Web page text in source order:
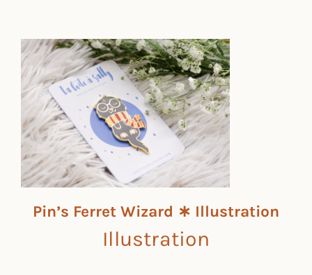
Pin’s Ferret Wizard ∗ Illustration
Illustration
Pin’s Ferret Wizard ∗ Illustration
Illustration